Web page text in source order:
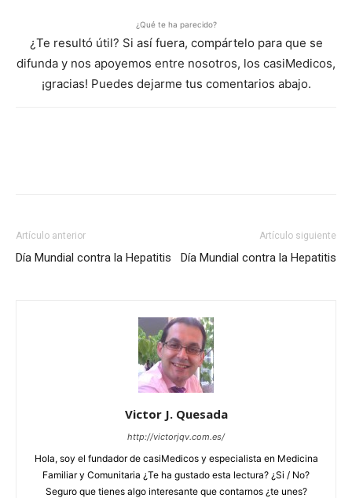
¿Qué te ha parecido?
¿Te resultó útil? Si así fuera, compártelo para que se
difunda y nos apoyemos entre nosotros, los casiMedicos,
¡gracias! Puedes dejarme tus comentarios abajo.
Artículo anterior
Día Mundial contra la Hepatitis
Artículo siguiente
Día Mundial contra la Hepatitis
Victor J. Quesada
http://victorjqv.com.es/
Hola, soy el fundador de casiMedicos y especialista en Medicina
Familiar y Comunitaria ¿Te ha gustado esta lectura? ¿Si / No?
Seguro que tienes algo interesante que contarnos ¿te unes?